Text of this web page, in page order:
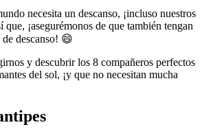
necesita un descanso, ¡incluso nuestros
¡asegurémonos de que también tengan
descanso! 😄
y descubrir los 8 compañeros perfectos
del sol, ¡y que no necesitan mucha